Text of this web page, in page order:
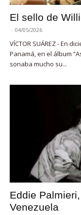
El sello de
- 04/05/2026
VÍCTOR SUÁREZ - En
Panamá, en el álbum
sonaba mucho su...
Eddie
Venezuela